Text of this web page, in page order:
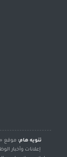
تنويه هام: موقع
إعلانات وأخبار